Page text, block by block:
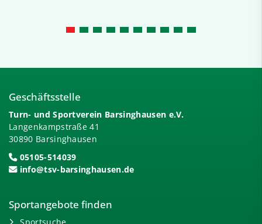
Geschäftsstelle
Turn- und Sportverein Barsinghausen e.V.
Langenkampstraße 41
30890 Barsinghausen
05105-514039
info@tsv-barsinghausen.de
Sportangebote finden